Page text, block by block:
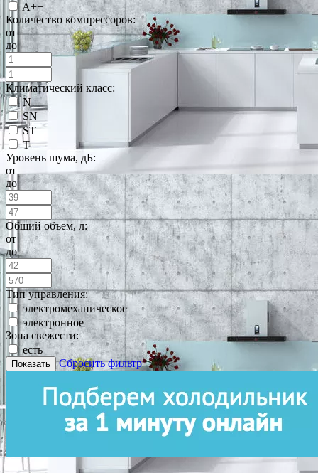
A++
Количество компрессоров:
от
до
Климатический класс:
N
SN
ST
T
Уровень шума, дБ:
от
до
Общий объем, л:
от
до
Тип управления:
электромеханическое
электронное
Зона свежести:
есть
Показать Сбросить фильтр